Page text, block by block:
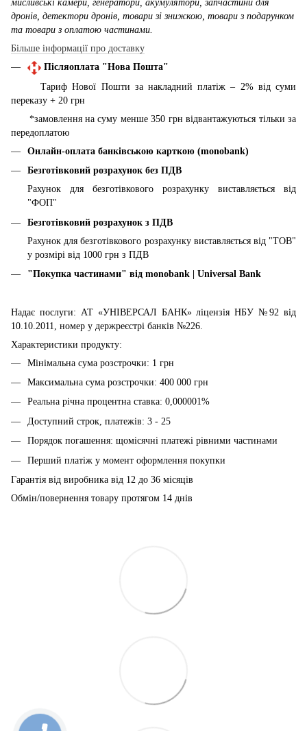
мисливські камери, генератори, акумулятори, запчастини для
дронів, детектори дронів, товари зі знижкою, товари з подарунком
та товари з оплатою частинами.
Більше інформації про доставку
Післяоплата "Нова Пошта"
Тариф Нової Пошти за накладний платіж – 2% від суми
переказу + 20 грн
*замовлення на суму менше 350 грн відвантажуються тільки за
передоплатою
Онлайн-оплата банківською карткою (monobank)
Безготівковий розрахунок без ПДВ
Рахунок для безготівкового розрахунку виставляється від
"ФОП"
Безготівковий розрахунок з ПДВ
Рахунок для безготівкового розрахунку виставляється від "ТОВ"
у розмірі від 1000 грн з ПДВ
"Покупка частинами" від monobank | Universal Bank
Надає послуги: АТ «УНІВЕРСАЛ БАНК» ліцензія НБУ №92 від
10.10.2011, номер у держреєстрі банків №226.
Характеристики продукту:
Мінімальна сума розстрочки: 1 грн
Максимальна сума розстрочки: 400 000 грн
Реальна річна процентна ставка: 0,000001%
Доступний строк, платежів: 3 - 25
Порядок погашення: щомісячні платежі рівними частинами
Перший платіж у момент оформлення покупки
Гарантія від виробника від 12 до 36 місяців
Обмін/повернення товару протягом 14 днів